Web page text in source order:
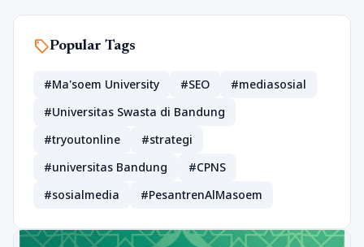
sellPopular Tags
#Ma'soem University #SEO
#mediasosial
#Universitas Swasta di Bandung
#tryoutonline
#strategi
#universitas Bandung
#CPNS
#sosialmedia
#PesantrenAlMasoem